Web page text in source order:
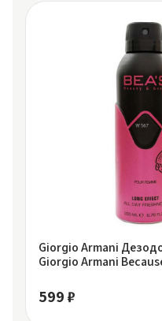
Giorgio Armani
Giorgio Armani
599 ₽